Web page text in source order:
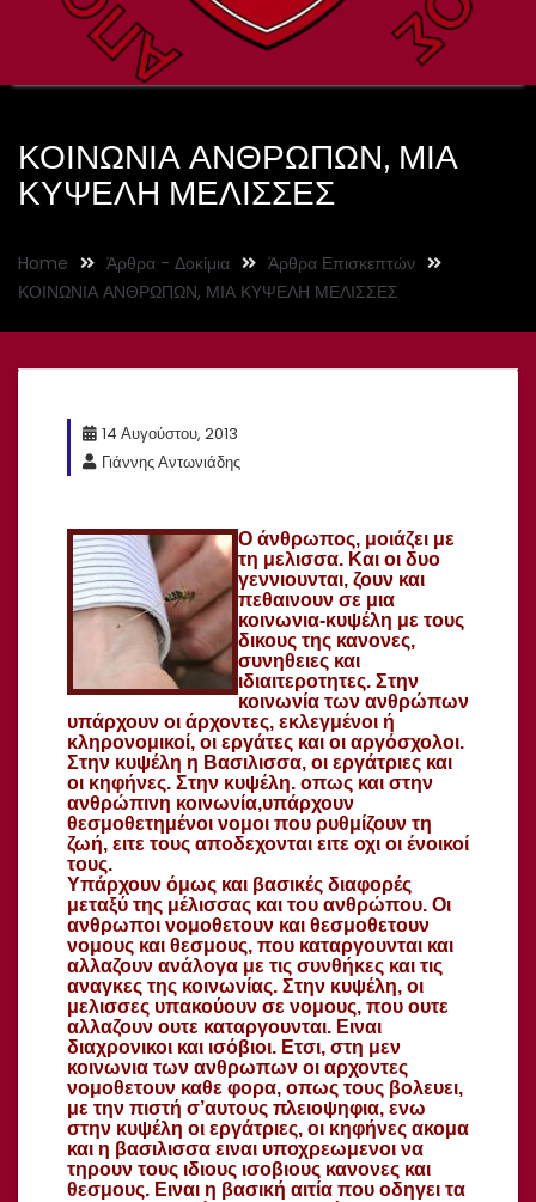
ΚΟΙΝΩΝΙΑ ΑΝΘΡΩΠΩΝ, ΜΙΑ
ΚΥΨΕΛΗ ΜΕΛΙΣΣΕΣ
Home Άρθρα - Δοκίμια
Άρθρα Επισκεπτών
ΚΟΙΝΩΝΙΑ ΑΝΘΡΩΠΩΝ, ΜΙΑ ΚΥΨΕΛΗ ΜΕΛΙΣΣΕΣ
14 Αυγούστου, 2013
Γιάννης Αντωνιάδης
Ο άνθρωπος, μοιάζει με
τη μελισσα. Και οι δυο
γεννιουνται, ζουν και
πεθαινουν σε μια
κοινωνια-κυψέλη με τους
δικους της κανονες,
συνηθειες και
ιδιαιτεροτητες. Στην
κοινωνία των ανθρώπων
υπάρχουν οι άρχοντες, εκλεγμένοι ή
κληρονομικοί, οι εργάτες και οι αργόσχολοι.
Στην κυψέλη η Βασιλισσα, οι εργάτριες και
οι κηφήνες. Στην κυψέλη. οπως και στην
ανθρώπινη κοινωνία,υπάρχουν
θεσμοθετημένοι νομοι που ρυθμίζουν τη
ζωή, ειτε τους αποδεχονται ειτε οχι οι ένοικοί
τους.
Υπάρχουν όμως και βασικές διαφορές
μεταξύ της μέλισσας και του ανθρώπου. Οι
ανθρωποι νομοθετουν και θεσμοθετουν
νομους και θεσμους, που καταργουνται και
αλλαζουν ανάλογα με τις συνθήκες και τις
αναγκες της κοινωνίας. Στην κυψέλη, οι
μελισσες υπακούουν σε νομους, που ουτε
αλλαζουν ουτε καταργουνται. Ειναι
διαχρονικοι και ισόβιοι. Ετσι, στη μεν
κοινωνια των ανθρωπων οι αρχοντες
νομοθετουν καθε φορα, οπως τους βολευει,
με την πιστή σ’αυτους πλειοψηφια, ενω
στην κυψέλη οι εργάτριες, οι κηφήνες ακομα
και η βασιλισσα ειναι υποχρεωμενοι να
τηρουν τους ιδιους ισοβιους κανονες και
θεσμους. Ειναι η βασική αιτία που οδηγει τα